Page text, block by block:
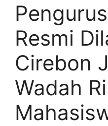
Resmi
Cirebon
Wadah